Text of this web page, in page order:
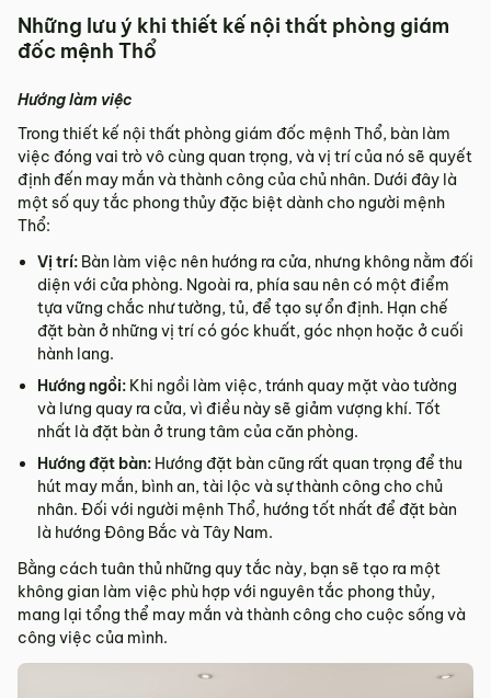
Những lưu ý khi thiết kế nội thất phòng giám
đốc mệnh Thổ
Hướng làm việc
Trong thiết kế nội thất phòng giám đốc mệnh Thổ, bàn làm
việc đóng vai trò vô cùng quan trọng, và vị trí của nó sẽ quyết
định đến may mắn và thành công của chủ nhân. Dưới đây là
một số quy tắc phong thủy đặc biệt dành cho người mệnh
Thổ:
Vị trí: Bàn làm việc nên hướng ra cửa, nhưng không nằm đối
diện với cửa phòng. Ngoài ra, phía sau nên có một điểm
tựa vững chắc như tường, tủ, để tạo sự ổn định. Hạn chế
đặt bàn ở những vị trí có góc khuất, góc nhọn hoặc ở cuối
hành lang.
Hướng ngồi: Khi ngồi làm việc, tránh quay mặt vào tường
và lưng quay ra cửa, vì điều này sẽ giảm vượng khí. Tốt
nhất là đặt bàn ở trung tâm của căn phòng.
Hướng đặt bàn: Hướng đặt bàn cũng rất quan trọng để thu
hút may mắn, bình an, tài lộc và sự thành công cho chủ
nhân. Đối với người mệnh Thổ, hướng tốt nhất để đặt bàn
là hướng Đông Bắc và Tây Nam.
Bằng cách tuân thủ những quy tắc này, bạn sẽ tạo ra một
không gian làm việc phù hợp với nguyên tắc phong thủy,
mang lại tổng thể may mắn và thành công cho cuộc sống và
công việc của mình.